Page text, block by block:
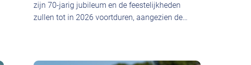
zijn 70-jarig jubileum en de feestelijkheden
zullen tot in 2026 voortduren, aangezien de…